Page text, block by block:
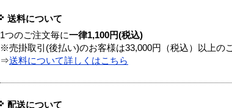
送料について
1つのご注文毎に一律1,100円(税込)
※売掛取引(後払い)のお客様は33,000円（税込）以上の
⇒送料について詳しくはこちら
配送について